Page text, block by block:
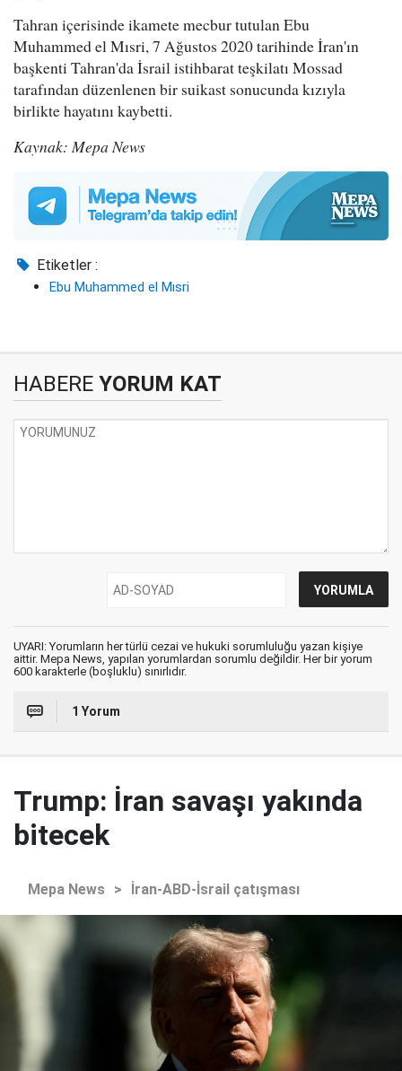
Tahran içerisinde ikamete mecbur tutulan Ebu
Muhammed el Mısri, 7 Ağustos 2020 tarihinde İran'ın
başkenti Tahran'da İsrail istihbarat teşkilatı Mossad
tarafından düzenlenen bir suikast sonucunda kızıyla
birlikte hayatını kaybetti.
Kaynak: Mepa News
Etiketler :
Ebu Muhammed el Mısri
HABERE YORUM KAT
UYARI: Yorumların her türlü cezai ve hukuki sorumluluğu yazan kişiye
aittir. Mepa News, yapılan yorumlardan sorumlu değildir. Her bir yorum
600 karakterle (boşluklu) sınırlıdır.
1 Yorum
Trump: İran savaşı yakında
bitecek
Mepa News > İran-ABD-İsrail çatışması